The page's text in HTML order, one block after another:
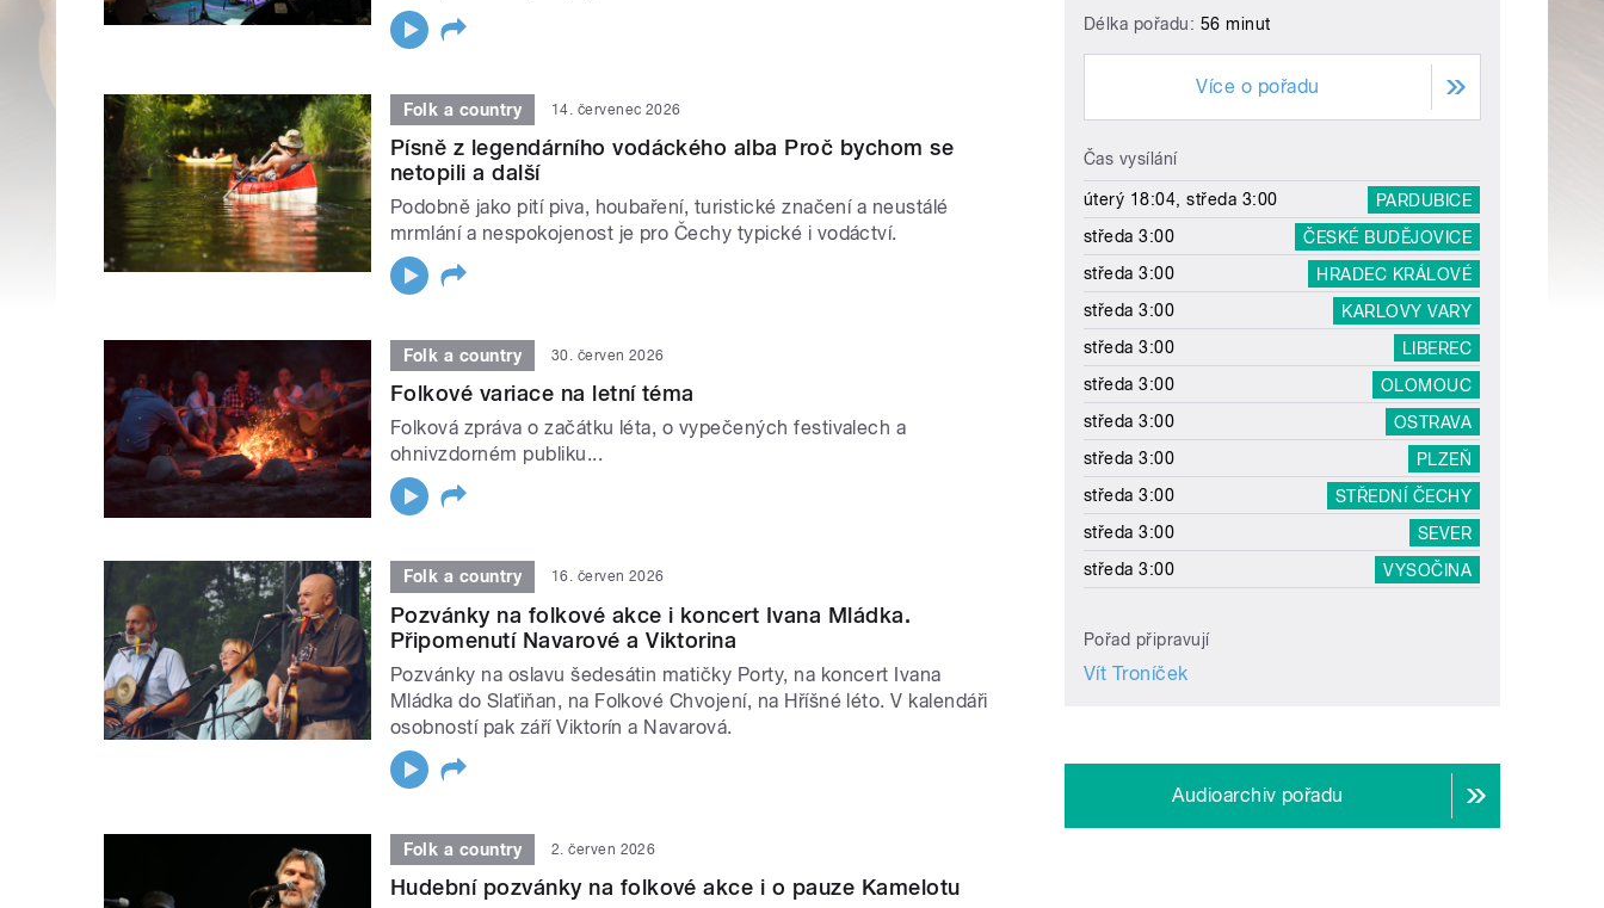
Folk a country 14. červenec 2026
Písně z legendárního vodáckého alba Proč bychom se
netopili a další
Podobně jako pití piva, houbaření, turistické značení a neustálé
mrmlání a nespokojenost je pro Čechy typické i vodáctví.
Folk a country 30. červen 2026
Folkové variace na letní téma
Folková zpráva o začátku léta, o vypečených festivalech a
ohnivzdorném publiku...
Folk a country 16. červen 2026
Pozvánky na folkové akce i koncert Ivana Mládka.
Připomenutí Navarové a Viktorina
Pozvánky na oslavu šedesátin matičky Porty, na koncert Ivana
Mládka do Slaťiňan, na Folkové Chvojení, na Hříšné léto. V kalendáři
osobností pak září Viktorín a Navarová.
Folk a country 2. červen 2026
Hudební pozvánky na folkové akce i o pauze Kamelotu
Délka pořadu: 56 minut
Více o pořadu
Čas vysílání
úterý 18:04, středa 3:00
PARDUBICE
středa 3:00
ČESKÉ BUDĚJOVICE
středa 3:00
HRADEC KRÁLOVÉ
středa 3:00
KARLOVY VARY
středa 3:00
LIBEREC
středa 3:00
OLOMOUC
středa 3:00
OSTRAVA
středa 3:00
PLZEŇ
středa 3:00
STŘEDNÍ ČECHY
středa 3:00
SEVER
středa 3:00
VYSOČINA
Pořad připravují
Vít Troníček
Audioarchiv pořadu